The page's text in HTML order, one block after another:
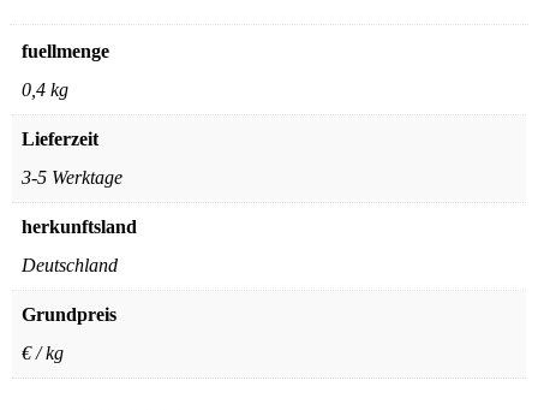
fuellmenge
0,4 kg
Lieferzeit
3-5 Werktage
herkunftsland
Deutschland
Grundpreis
€ / kg